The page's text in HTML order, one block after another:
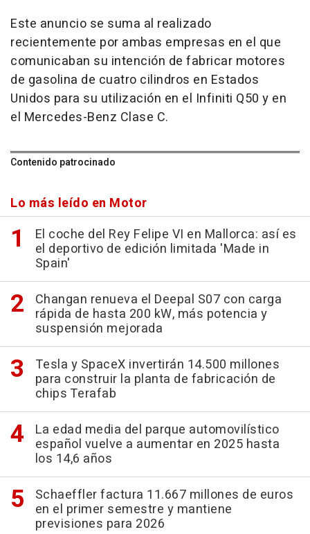
Este anuncio se suma al realizado
recientemente por ambas empresas en el que
comunicaban su intención de fabricar motores
de gasolina de cuatro cilindros en Estados
Unidos para su utilización en el Infiniti Q50 y en
el Mercedes-Benz Clase C.
Contenido patrocinado
Lo más leído en Motor
El coche del Rey Felipe VI en Mallorca: así es
el deportivo de edición limitada 'Made in
Spain'
Changan renueva el Deepal S07 con carga
rápida de hasta 200 kW, más potencia y
suspensión mejorada
Tesla y SpaceX invertirán 14.500 millones
para construir la planta de fabricación de
chips Terafab
La edad media del parque automovilístico
español vuelve a aumentar en 2025 hasta
los 14,6 años
Schaeffler factura 11.667 millones de euros
en el primer semestre y mantiene
previsiones para 2026